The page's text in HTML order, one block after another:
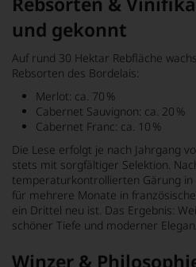
und gekonnt
Auf rund 30 Hektar Rebfläche
Rebsorten des Bordelais:
Merlot: ca. 70 %
Cabernet Sauvignon: ca. 20 %
Cabernet Franc: ca. 10 %
Die Lese erfolgt je nach Jahrgang
stets mit sorgfältiger Selektion.
temperaturkontrollierten Gärung
für mehrere Monate in
ein Drittel neu ist. Das Ergebnis:
schöner Tiefe und moderner
Winzer &